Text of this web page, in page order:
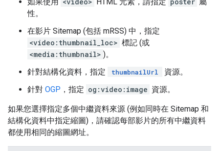
性。
在影片 Sitemap (包括 mRSS) 中，指定
<video:thumbnail_loc> 標記 (或
<media:thumbnail> )。
針對結構化資料，指定
thumbnailUrl
資源。
針對 OGP ，指定 og:video:image 資源。
如果您選擇指定多個中繼資料來源 (例如同時在 Sitemap 和
結構化資料中指定縮圖)，請確認每部影片的所有中繼資料
都使用相同的縮圖網址。